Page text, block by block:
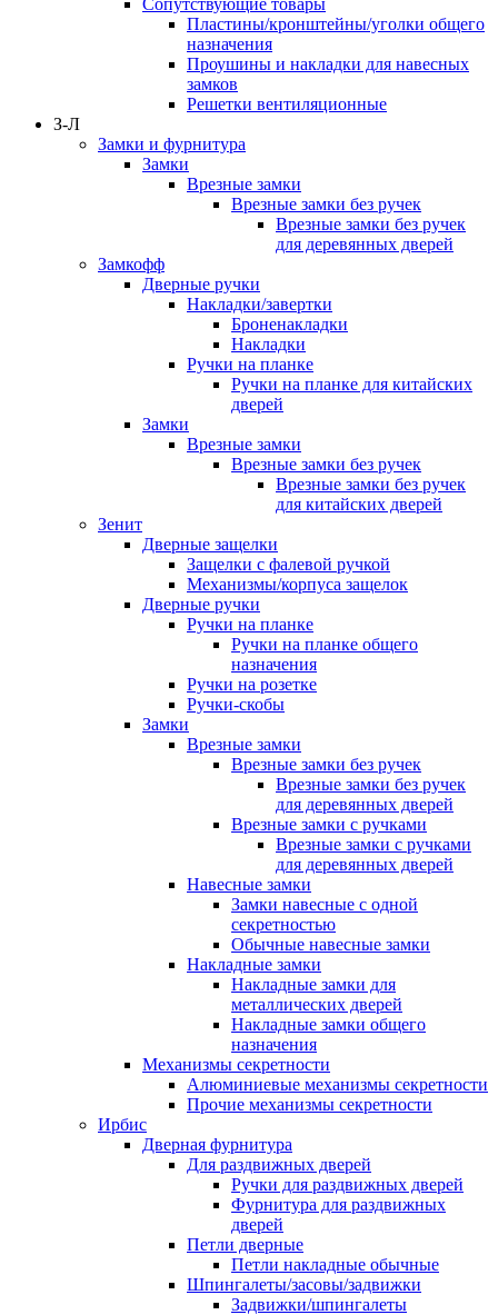
Сопутствующие товары
Пластины/кронштейны/уголки общего
назначения
Проушины и накладки для навесных
замков
Решетки вентиляционные
З-Л
Замки и фурнитура
Замки
Врезные замки
Врезные замки без ручек
Врезные замки без ручек
для деревянных дверей
Замкофф
Дверные ручки
Накладки/завертки
Броненакладки
Накладки
Ручки на планке
Ручки на планке для китайских
дверей
Замки
Врезные замки
Врезные замки без ручек
Врезные замки без ручек
для китайских дверей
Зенит
Дверные защелки
Защелки с фалевой ручкой
Механизмы/корпуса защелок
Дверные ручки
Ручки на планке
Ручки на планке общего
назначения
Ручки на розетке
Ручки-скобы
Замки
Врезные замки
Врезные замки без ручек
Врезные замки без ручек
для деревянных дверей
Врезные замки с ручками
Врезные замки с ручками
для деревянных дверей
Навесные замки
Замки навесные с одной
секретностью
Обычные навесные замки
Накладные замки
Накладные замки для
металлических дверей
Накладные замки общего
назначения
Механизмы секретности
Алюминиевые механизмы секретности
Прочие механизмы секретности
Ирбис
Дверная фурнитура
Для раздвижных дверей
Ручки для раздвижных дверей
Фурнитура для раздвижных
дверей
Петли дверные
Петли накладные обычные
Шпингалеты/засовы/задвижки
Задвижки/шпингалеты